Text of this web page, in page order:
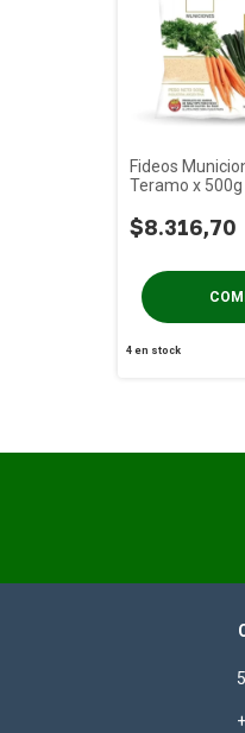
Fideos
Teramo x 500g
$8.316,70
4en stock